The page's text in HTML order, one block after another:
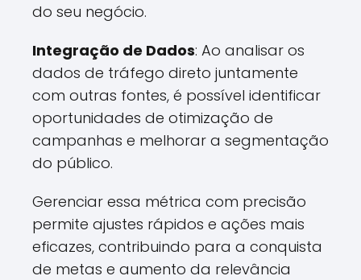
do seu negócio.
Integração de Dados: Ao analisar os
dados de tráfego direto juntamente
com outras fontes, é possível identificar
oportunidades de otimização de
campanhas e melhorar a segmentação
do público.
Gerenciar essa métrica com precisão
permite ajustes rápidos e ações mais
eficazes, contribuindo para a conquista
de metas e aumento da relevância